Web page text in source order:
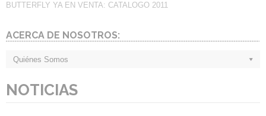
BUTTERFLY YA EN VENTA: CATALOGO 2011
ACERCA DE NOSOTROS:
Quiénes Somos
NOTICIAS